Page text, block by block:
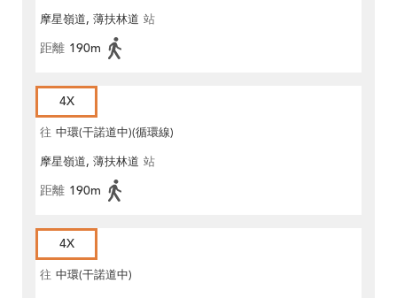
摩星嶺道, 薄扶林道 站
距離 190m
4X
往 中環(干諾道中)(循環線)
摩星嶺道, 薄扶林道 站
距離 190m
4X
往 中環(干諾道中)